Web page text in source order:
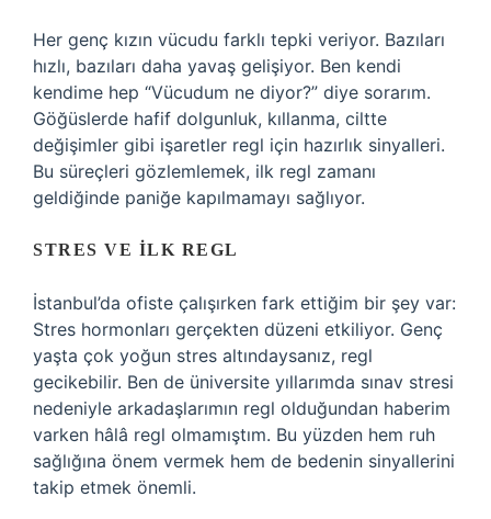
Her genç kızın vücudu farklı tepki veriyor. Bazıları
hızlı, bazıları daha yavaş gelişiyor. Ben kendi
kendime hep “Vücudum ne diyor?” diye sorarım.
Göğüslerde hafif dolgunluk, kıllanma, ciltte
değişimler gibi işaretler regl için hazırlık sinyalleri.
Bu süreçleri gözlemlemek, ilk regl zamanı
geldiğinde paniğe kapılmamayı sağlıyor.
STRES VE İLK REGL
İstanbul’da ofiste çalışırken fark ettiğim bir şey var:
Stres hormonları gerçekten düzeni etkiliyor. Genç
yaşta çok yoğun stres altındaysanız, regl
gecikebilir. Ben de üniversite yıllarımda sınav stresi
nedeniyle arkadaşlarımın regl olduğundan haberim
varken hâlâ regl olmamıştım. Bu yüzden hem ruh
sağlığına önem vermek hem de bedenin sinyallerini
takip etmek önemli.